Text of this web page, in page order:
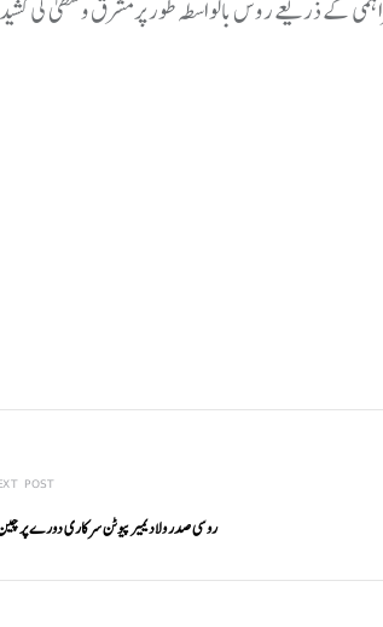
کے ذریعے روس بالواسطہ طور پر مشرق وسطیٰ کی
POST
روسی صدر ولادیمیر پیوٹن سرکاری دورے پر